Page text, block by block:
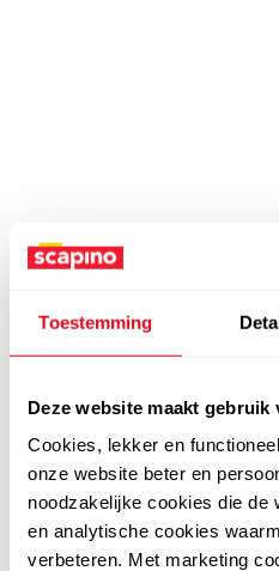
Toestemming
Deze website maakt gebruik
Cookies, lekker en
onze website beter en
noodzakelijke cookies die de
en analytische cookies
verbeteren. Met marketing